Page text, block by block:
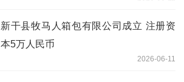
新干县牧马人箱包有限公司成立 注册资
本5万人民币
2026-06-11